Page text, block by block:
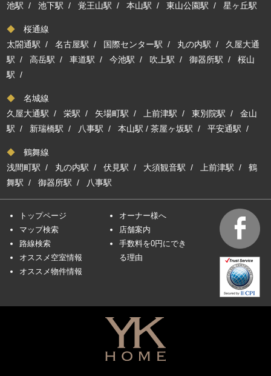
池駅 /池下駅 /覚王山駅 /本山駅 /東山公園駅 /星ヶ丘駅
◆ 桜通線
太閤通駅 /名古屋駅 / 国際センター駅 / 丸の内駅 / 久屋大通
駅 /高岳駅 /車道駅 /今池駅 / 吹上駅 /御器所駅 /桜山
駅 /
◆ 名城線
久屋大通駅 /栄駅 / 矢場町駅 / 上前津駅 /東別院駅 /金山
駅 / 新瑞橋駅 / 八事駅 /本山駅 /茶屋ヶ坂駅 /平安通駅 /
◆ 鶴舞線
浅間町駅 / 丸の内駅 /伏見駅 / 大須観音駅 / 上前津駅 /鶴
舞駅 /御器所駅 / 八事駅
トップページ
マップ検索
路線検索
オススメ空室情報
オススメ物件情報
オーナー様へ
店舗案内
手数料を0円にでき
る理由